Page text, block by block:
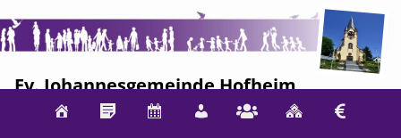
Ev. Johannesgemeinde Hofheim